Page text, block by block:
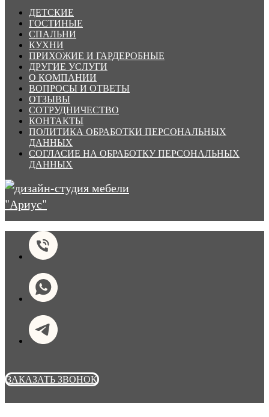
ДЕТСКИЕ
ГОСТИНЫЕ
СПАЛЬНИ
КУХНИ
ПРИХОЖИЕ И ГАРДЕРОБНЫЕ
ДРУГИЕ УСЛУГИ
О КОМПАНИИ
ВОПРОСЫ И ОТВЕТЫ
ОТЗЫВЫ
СОТРУДНИЧЕСТВО
КОНТАКТЫ
ПОЛИТИКА ОБРАБОТКИ ПЕРСОНАЛЬНЫХ
ДАННЫХ
СОГЛАСИЕ НА ОБРАБОТКУ ПЕРСОНАЛЬНЫХ
ДАННЫХ
ЗАКАЗАТЬ ЗВОНОК